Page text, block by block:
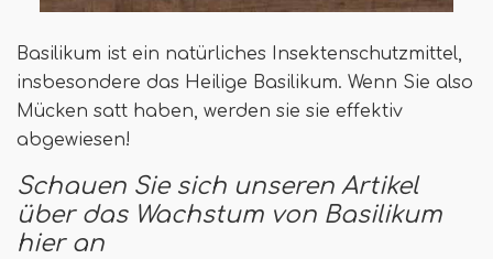
Basilikum ist ein natürliches Insektenschutzmittel,
insbesondere das Heilige Basilikum. Wenn Sie also
Mücken satt haben, werden sie sie effektiv
abgewiesen!
Schauen Sie sich unseren Artikel
über das Wachstum von Basilikum
hier an